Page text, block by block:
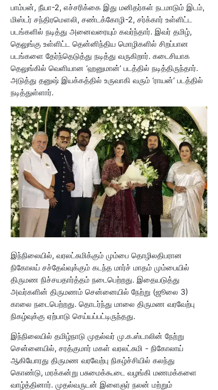
பாம்பன், நீயா-2, எச்சரிக்கை இது மனிதர்கள் நடமாடும் இடம்,
மிஸ்டர் சந்திரமௌலி, சண்டக்கோழி-2, சர்க்கார் உள்ளிட்ட
படங்களில் நடித்து அனைவரையும் கவர்ந்தார். இவர் தமிழ்,
தெலுங்கு உள்ளிட்ட தென்னிந்திய மொழிகளில் சிறப்பான
படங்களை தேர்ந்தெடுத்து நடித்து வருகிறார். கடைசியாக
தெலுங்கில் வெளியான ‘ஹனுமான்’ படத்தில் நடித்திருந்தார்.
அடுத்து தனுஷ் இயக்கத்தில் உருவாகி வரும் ‘ராயன்’ படத்தில்
நடித்துள்ளார்.
இந்நிலையில், வரலட்சுமிக்கும் மும்பை தொழிலதிபரான
நிகோலய் சச்தேவ்வுக்கும் கடந்த மார்ச் மாதம் மும்பையில்
திருமண நிச்சயதார்த்தம் நடைபெற்றது. இதையடுத்து
அவர்களின் திருமணம் சென்னையில் நேற்று (ஜூலை 3)
காலை நடைபெற்றது. தொடர்ந்து மாலை திருமண வரவேற்பு
நிகழ்வுக்கு ஏற்பாடு செய்யப்பட்டிருந்தது.
இந்நிலையில் தமிழ்நாடு முதல்வர் மு.க.ஸ்டாலின் நேற்று
சென்னையில், சரத்குமார் மகள் வரலட்சுமி - நிகோலாய்
ஆகியோரது திருமண வரவேற்பு நிகழ்ச்சியில் கலந்து
கொண்டு, மரக்கன்று பசுமைக்கூடை வழங்கி மணமக்களை
வாழ்த்தினார். முதல்வருடன் இளைஞர் நலன் மற்றும்